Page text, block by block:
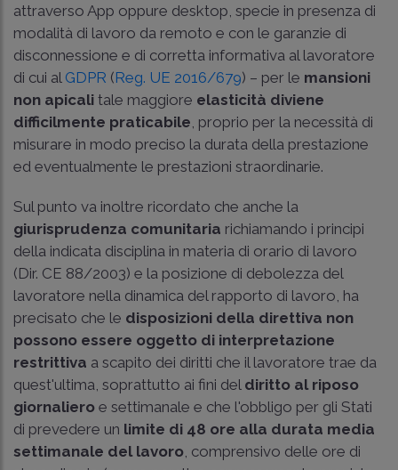
attraverso App oppure desktop, specie in presenza di
modalità di lavoro da remoto e con le garanzie di
disconnessione e di corretta informativa al lavoratore
di cui al GDPR (Reg. UE 2016/679) – per le mansioni
non apicali tale maggiore elasticità diviene
difficilmente praticabile , proprio per la necessità di
misurare in modo preciso la durata della prestazione
ed eventualmente le prestazioni straordinarie.
Sul punto va inoltre ricordato che anche la
giurisprudenza comunitaria richiamando i principi
della indicata disciplina in materia di orario di lavoro
(Dir. CE 88/2003) e la posizione di debolezza del
lavoratore nella dinamica del rapporto di lavoro, ha
precisato che le disposizioni della direttiva non
possono essere oggetto di interpretazione
restrittiva a scapito dei diritti che il lavoratore trae da
quest'ultima, soprattutto ai fini del diritto al riposo
giornaliero e settimanale e che l'obbligo per gli Stati
di prevedere un limite di 48 ore alla durata media
settimanale del lavoro , comprensivo delle ore di